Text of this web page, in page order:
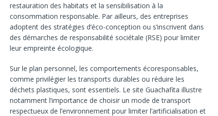
restauration des habitats et la sensibilisation à la
consommation responsable. Par ailleurs, des entreprises
adoptent des stratégies d’éco-conception ou s’inscrivent dans
des démarches de responsabilité sociétale (RSE) pour limiter
leur empreinte écologique.
Sur le plan personnel, les comportements écoresponsables,
comme privilégier les transports durables ou réduire les
déchets plastiques, sont essentiels. Le site Guachafita illustre
notamment l’importance de choisir un mode de transport
respectueux de l’environnement pour limiter l’artificialisation et